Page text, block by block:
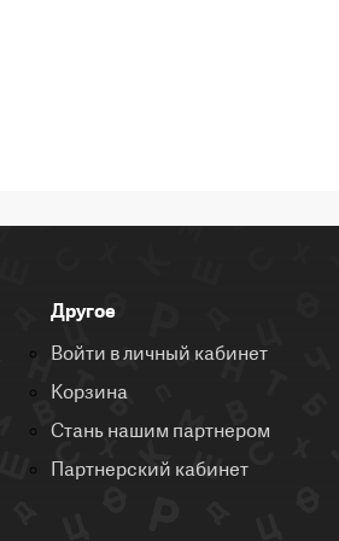
Другое
Войти в личный кабинет
Корзина
Стань нашим партнером
Партнерский кабинет